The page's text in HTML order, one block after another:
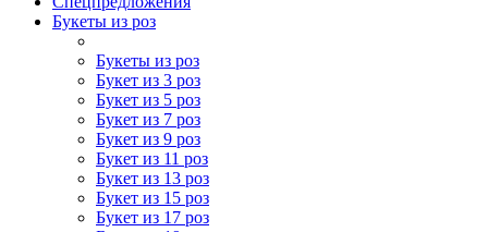
Букеты из роз
Букеты из роз
Букет из 3 роз
Букет из 5 роз
Букет из 7 роз
Букет из 9 роз
Букет из 11 роз
Букет из 13 роз
Букет из 15 роз
Букет из 17 роз